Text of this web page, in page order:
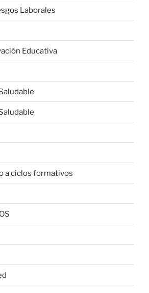
Laborales
Educativa
a ciclos formativos